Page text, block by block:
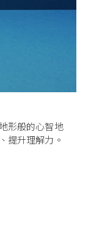
形般的心智地
提升理解力。